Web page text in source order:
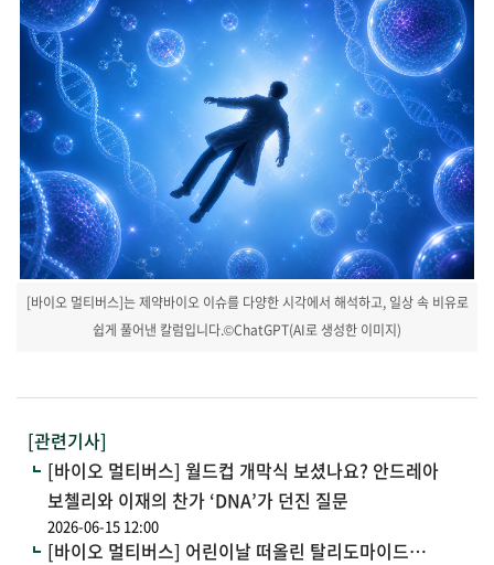
[바이오 멀티버스]는 제약바이오 이슈를 다양한 시각에서 해석하고, 일상 속 비유로
쉽게 풀어낸 칼럼입니다.©ChatGPT(AI로 생성한 이미지)
[관련기사]
[바이오 멀티버스] 월드컵 개막식 보셨나요? 안드레아
보첼리와 이재의 찬가 ‘DNA’가 던진 질문
2026-06-15 12:00
[바이오 멀티버스] 어린이날 떠올린 탈리도마이드…